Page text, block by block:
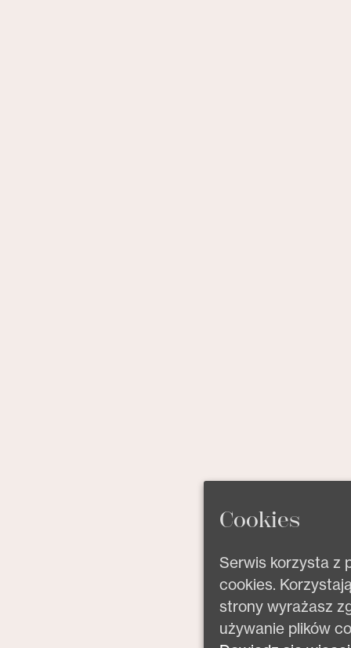
Cookies
Serwis korzysta z
cookies.
strony wyrażasz
używanie plików